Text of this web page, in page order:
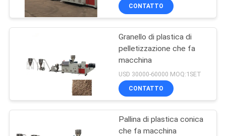
POLITICA
SULLA
CONTATTO
Granello di plastica di
pelletizzazione che fa
macchina
USD 30000-60000 MOQ:1SET
CONTATTO
Pallina di plastica conica
che fa macchina